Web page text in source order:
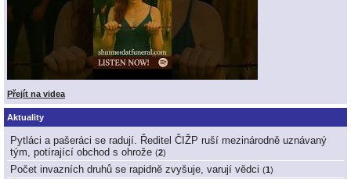
Přejít na videa
Aktuality
Pytláci a pašeráci se radují. Ředitel ČIŽP ruší mezinárodně uznávaný
tým, potírající obchod s ohrože (2)
Počet invazních druhů se rapidně zvyšuje, varují vědci (1)